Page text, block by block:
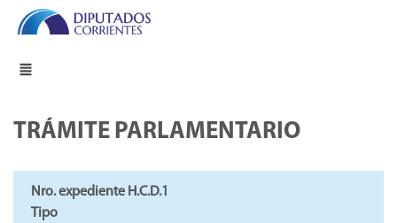
TRÁMITE PARLAMENTARIO
Nro. expediente H.C.D.1
Tipo